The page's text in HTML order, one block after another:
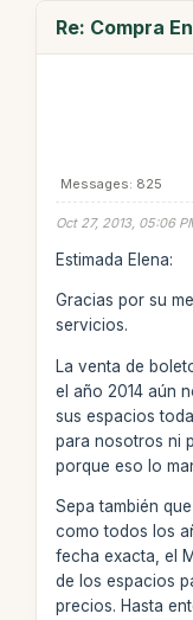
Re: Compra
Messages: 825
Oct 27, 2013, 05:06
Estimada Elena:
Gracias por su
servicios.
La venta de
el año 2014 aún
sus espacios
para nosotros ni
porque eso lo
Sepa también
como todos los
fecha exacta, el
de los espacios
precios. Hasta